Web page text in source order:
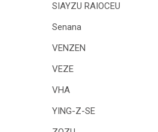
SIAYZU RAIOCEU
Senana
VENZEN
VEZE
VHA
YING-Z-SE